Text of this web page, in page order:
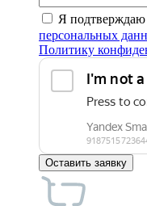
Я подтверждаю
персональных
Политику
Оставить заявку